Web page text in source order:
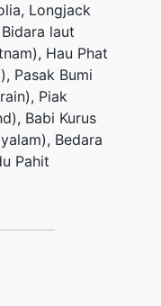
Longjack
laut
Hau Phat
Pasak Bumi
Piak
Babi Kurus
Bedara
Pahit